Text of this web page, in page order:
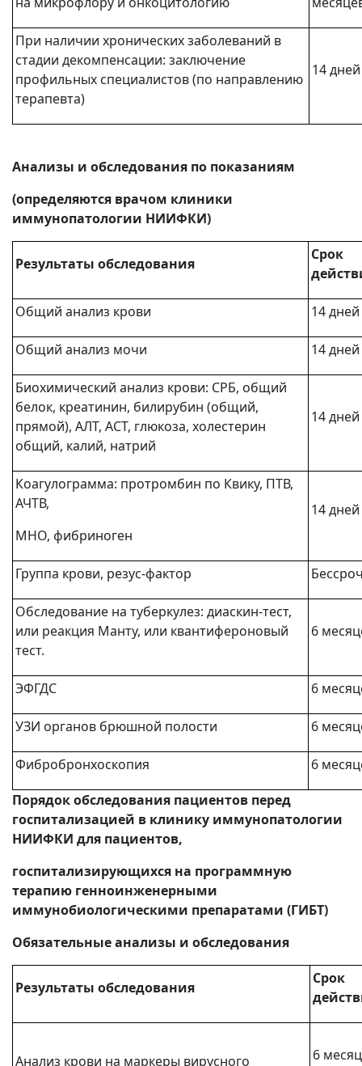
При наличии хронических заболеваний в
стадии декомпенсации: заключение
профильных специалистов (по направлению
терапевта)
14 дней
Анализы и обследования по показаниям
(определяются врачом клиники
иммунопатологии НИИФКИ)
Результаты обследования
Срок
Общий анализ крови 14 дней
Общий анализ мочи 14 дней
Биохимический анализ крови: СРБ, общий
белок, креатинин, билирубин (общий,
прямой), АЛТ, АСТ, глюкоза, холестерин
общий, калий, натрий
14 дней
Коагулограмма: протромбин по Квику, ПТВ,
АЧТВ,
МНО, фибриноген
14 дней
Группа крови, резус-фактор
Обследование на туберкулез: диаскин-тест,
или реакция Манту, или квантифероновый
тест.
6
ЭФГДС 6
УЗИ органов брюшной полости 6
Фибробронхоскопия
6
Порядок обследования пациентов перед
госпитализацией в клинику иммунопатологии
НИИФКИ для пациентов,
госпитализирующихся на программную
терапию генноинженерными
иммунобиологическими препаратами (ГИБТ)
Обязательные анализы и обследования
Результаты обследования
Срок
Анализ крови на маркеры вирусного
6